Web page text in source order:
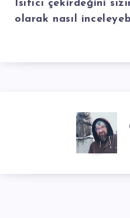
Isıtıcı çekirdeğini
olarak nasıl